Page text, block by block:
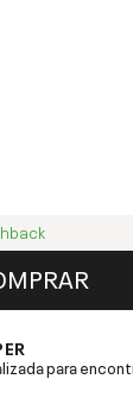
para